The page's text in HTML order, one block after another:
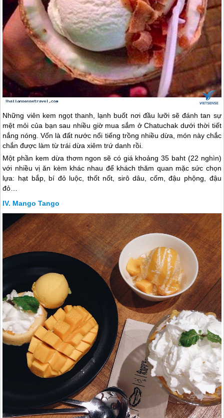
Những viên kem ngọt thanh, lạnh buốt nơi đầu lưỡi sẽ đánh tan sự
mệt mỏi của bạn sau nhiều giờ mua sắm ở Chatuchak dưới thời tiết
nắng nóng. Vốn là đất nước nổi tiếng trồng nhiều dừa, món này chắc
chắn được làm từ trái dừa xiêm trứ danh rồi.
Một phần kem dừa thơm ngon sẽ có giá khoảng 35 baht (22 nghìn)
với nhiều vị ăn kèm khác nhau để khách thăm quan mặc sức chọn
lựa: hạt bắp, bí đỏ luộc, thốt nốt, sirô dâu, cốm, đậu phộng, đậu
đỏ…
Mango Tango